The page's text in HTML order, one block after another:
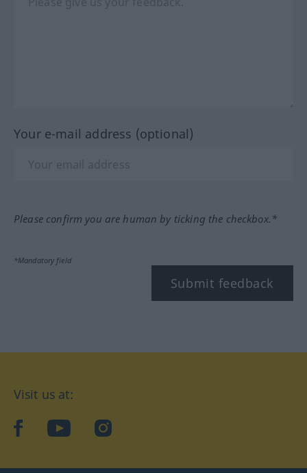
Your e-mail address (optional)
Please confirm you are human by ticking the checkbox.*
*Mandatory field
Submit feedback
Visit us at:
facebookYouTubeInstagram